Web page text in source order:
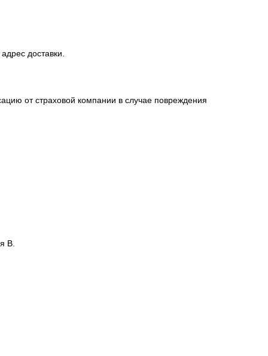
доставки.
от страховой компании в случае повреждения
В.